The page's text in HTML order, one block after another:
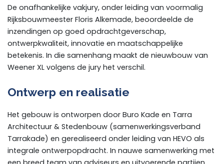
De onafhankelijke vakjury, onder leiding van voormalig
Rijksbouwmeester Floris Alkemade, beoordeelde de
inzendingen op goed opdrachtgeverschap,
ontwerpkwaliteit, innovatie en maatschappelijke
betekenis. In die samenhang maakt de nieuwbouw van
Weener XL volgens de jury het verschil.
Ontwerp en realisatie
Het gebouw is ontworpen door Buro Kade en Tarra
Architectuur & Stedenbouw (samenwerkingsverband
Tarrakade) en gerealiseerd onder leiding van HEVO als
integrale ontwerpopdracht. In nauwe samenwerking met